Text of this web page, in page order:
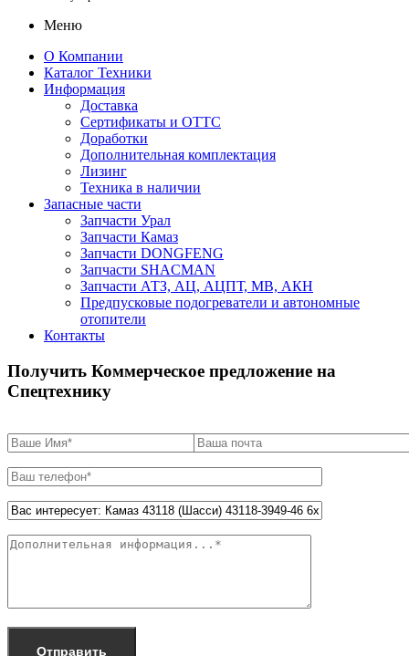
Меню
О Компании
Каталог Техники
Информация
Доставка
Сертификаты и ОТТС
Доработки
Дополнительная комплектация
Лизинг
Техника в наличии
Запасные части
Запчасти Урал
Запчасти Камаз
Запчасти DONGFENG
Запчасти SHACMAN
Запчасти АТЗ, АЦ, АЦПТ, МВ, АКН
Предпусковые подогреватели и автономные
отопители
Контакты
Получить Коммерческое предложение на
Спецтехнику